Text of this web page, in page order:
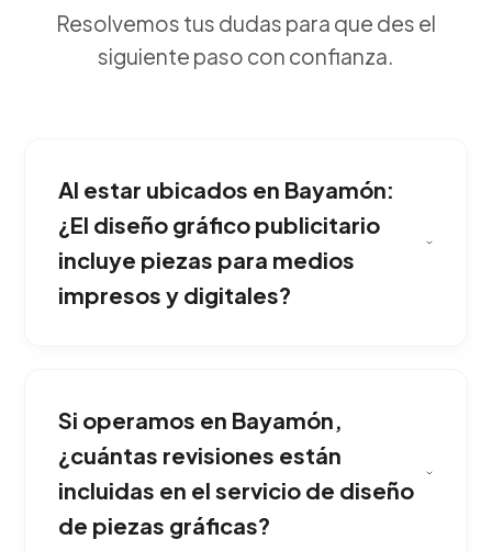
Resolvemos tus dudas para que des el
siguiente paso con confianza.
Al estar ubicados en Bayamón:
¿El diseño gráfico publicitario
incluye piezas para medios
impresos y digitales?
comunicadores visuales expertos que
estructuran jerarquías de lectura para
persuadir al usuario a tomar una acción
solución adaptada exclusivamente al mercado
Si operamos en Bayamón,
¿cuántas revisiones están
incluidas en el servicio de diseño
de piezas gráficas?